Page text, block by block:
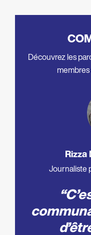
Découvrez les
Journaliste